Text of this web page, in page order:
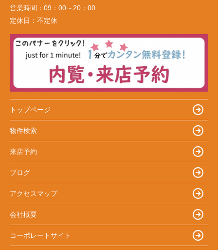
営業時間： 09：00～20：00
定休日： 不定休
トップページ
物件検索
来店予約
ブログ
アクセスマップ
会社概要
コーポレートサイト